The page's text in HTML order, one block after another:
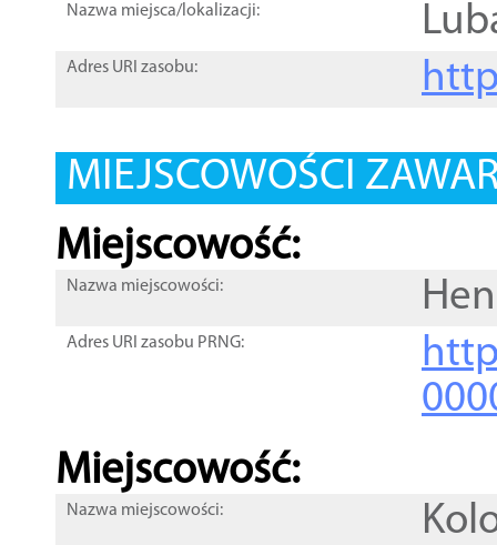
Nazwa miejsca/lokalizacji:
Adres URI zasobu:
MIEJSCOWOŚCI
Miejscowość:
Nazwa miejscowości:
Adres URI zasobu PRNG:
Miejscowość:
Nazwa miejscowości: